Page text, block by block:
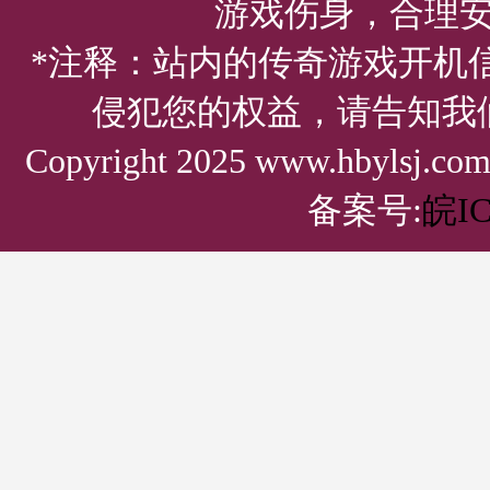
游戏伤身，合理
*注释：站内的传奇游戏开机
侵犯您的权益，请告知
Copyright 2025
备案号:皖